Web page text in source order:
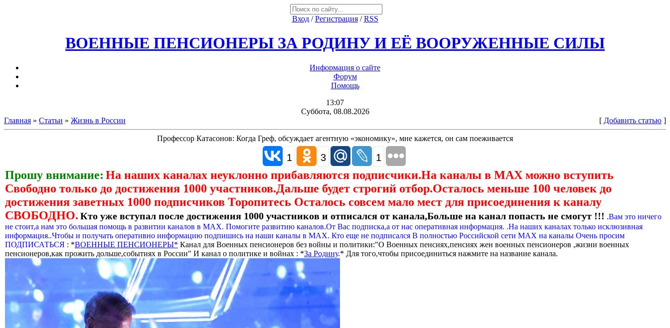
Вход/Регистрация/RSS
ВОЕННЫЕ ПЕНСИОНЕРЫ ЗА РОДИНУ И ЕЁ ВООРУЖЕННЫЕ СИЛЫ
Информация о сайте
Форум
Помощь
13:07
Суббота, 08.08.2026
Главная » Статьи » Жизнь в России [ Добавить статью ]
Профессор Катасонов: Когда Греф, обсуждает агентную «экономику», мне кажется, он сам поеживается
1 3 1
Прошу внимание: На наших каналах неуклонно прибавляются подписчики.На каналы в МАХ можно вступить
Свободно только до достижения 1000 участников.Дальше будет строгий отбор.Осталось меньше 100 человек до
достижения заветных 1000 подписчиков Торопитесь Осталось совсем мало мест для присоединения к каналу
СВОБОДНО. Кто уже вступал после достижения 1000 участников и отписался от канала,Больше на канал попасть не смогут !!! .Вам это ничего
не стоит,а нам это большая помощь в развитии каналов в МАХ. Помогите развитию каналов.От Вас подписка,а от нас оперативная информация. .На наших каналах только исклюзивная
информация..Чтобы и получать оперативно информацию подпишись на наши каналы в МАХ. Кто еще не подписался В полностью Российской сети МАХ на каналы Очень просим
ПОДПИСАТЬСЯ : *ВОЕННЫЕ ПЕНСИОНЕРЫ* Канал для Военных пенсионеров без войны и политики:"О Военных пенсиях,пенсиях жен военных пенсионеров ,жизни военных
пенсионеров,как прожить дольше,событиях в России" И канал о политике и войнах : *За Родину.* Для того,чтобы присоединиться нажмите на название канала.